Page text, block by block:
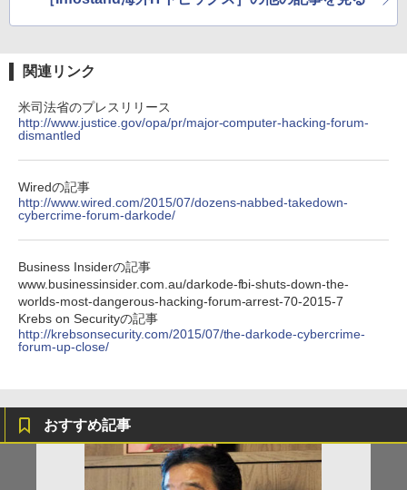
関連リンク
米司法省のプレスリリース
http://www.justice.gov/opa/pr/major-computer-hacking-forum-
dismantled
Wiredの記事
http://www.wired.com/2015/07/dozens-nabbed-takedown-
cybercrime-forum-darkode/
Business Insiderの記事
www.businessinsider.com.au/darkode-fbi-shuts-down-the-
worlds-most-dangerous-hacking-forum-arrest-70-2015-7
Krebs on Securityの記事
http://krebsonsecurity.com/2015/07/the-darkode-cybercrime-
forum-up-close/
おすすめ記事